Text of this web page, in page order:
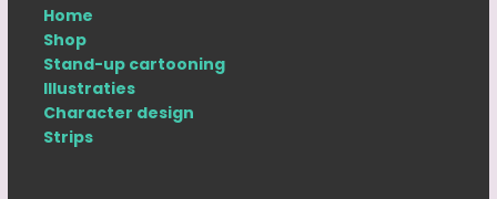
Home
Shop
Stand-up cartooning
Illustraties
Character design
Strips